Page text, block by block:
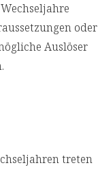
oder
Auslöser
treten